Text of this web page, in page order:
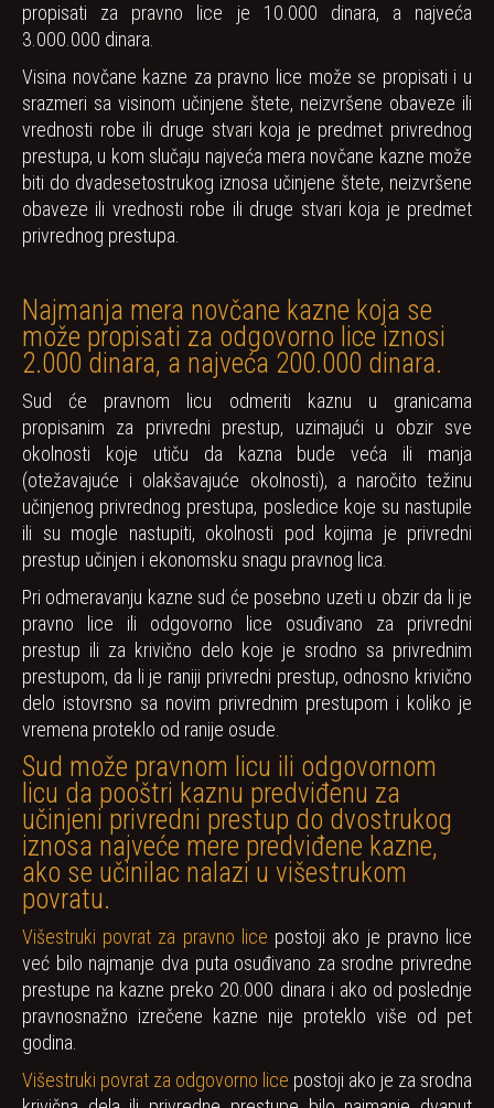
propisati za pravno lice je 10.000 dinara, a najveća
3.000.000 dinara.
Visina novčane kazne za pravno lice može se propisati i u
srazmeri sa visinom učinjene štete, neizvršene obaveze ili
vrednosti robe ili druge stvari koja je predmet privrednog
prestupa, u kom slučaju najveća mera novčane kazne može
biti do dvadesetostrukog iznosa učinjene štete, neizvršene
obaveze ili vrednosti robe ili druge stvari koja je predmet
privrednog prestupa.
Najmanja mera novčane kazne koja se
može propisati za odgovorno lice iznosi
2.000 dinara, a najveća 200.000 dinara.
Sud će pravnom licu odmeriti kaznu u granicama
propisanim za privredni prestup, uzimajući u obzir sve
okolnosti koje utiču da kazna bude veća ili manja
(otežavajuće i olakšavajuće okolnosti), a naročito težinu
učinjenog privrednog prestupa, posledice koje su nastupile
ili su mogle nastupiti, okolnosti pod kojima je privredni
prestup učinjen i ekonomsku snagu pravnog lica.
Pri odmeravanju kazne sud će posebno uzeti u obzir da li je
pravno lice ili odgovorno lice osuđivano za privredni
prestup ili za krivično delo koje je srodno sa privrednim
prestupom, da li je raniji privredni prestup, odnosno krivično
delo istovrsno sa novim privrednim prestupom i koliko je
vremena proteklo od ranije osude.
Sud može pravnom licu ili odgovornom
licu da pooštri kaznu predviđenu za
učinjeni privredni prestup do dvostrukog
iznosa najveće mere predviđene kazne,
ako se učinilac nalazi u višestrukom
povratu.
Višestruki povrat za pravno lice postoji ako je pravno lice
već bilo najmanje dva puta osuđivano za srodne privredne
prestupe na kazne preko 20.000 dinara i ako od poslednje
pravnosnažno izrečene kazne nije proteklo više od pet
godina.
Višestruki povrat za odgovorno lice postoji ako je za srodna